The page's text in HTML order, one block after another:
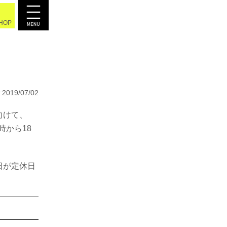
07/02
て、
から18
定休日